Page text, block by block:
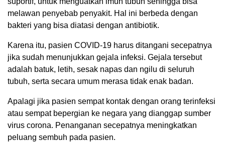
melawan penyebab penyakit. Hal ini berbeda dengan
bakteri yang bisa diatasi dengan antibiotik.
Karena itu, pasien COVID-19 harus ditangani secepatnya
jika sudah menunjukkan gejala infeksi. Gejala tersebut
adalah batuk, letih, sesak napas dan ngilu di seluruh
tubuh, serta secara umum merasa tidak enak badan.
Apalagi jika pasien sempat kontak dengan orang terinfeksi
atau sempat bepergian ke negara yang dianggap sumber
virus corona. Penanganan secepatnya meningkatkan
peluang sembuh pada pasien.